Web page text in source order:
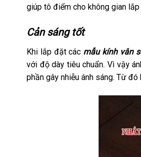
giúp tô điểm cho không gian
Cản sáng tốt
Khi lắp đặt các mẫu kính vân
với độ dày tiêu chuẩn. Vì vậy
phần gây nhiễu ánh sáng. Từ